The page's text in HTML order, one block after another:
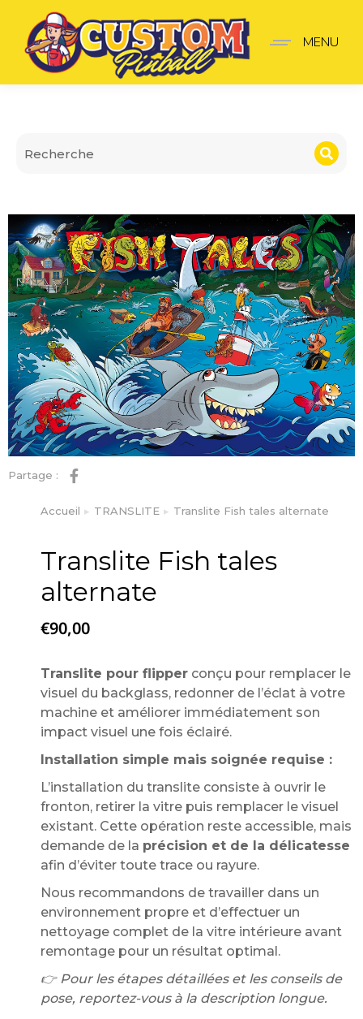
Translite Fish tales
MENU
Partage :
Vous êtes ici :
Accueil TRANSLITE Translite Fish tales alternate
Translite Fish tales
alternate
€90,00
Translite pour flipper conçu pour remplacer le
visuel du backglass, redonner de l’éclat à votre
machine et améliorer immédiatement son
impact visuel une fois éclairé.
Installation simple mais soignée requise :
L’installation du translite consiste à ouvrir le
fronton, retirer la vitre puis remplacer le visuel
existant. Cette opération reste accessible, mais
demande de la précision et de la délicatesse
afin d’éviter toute trace ou rayure.
Nous recommandons de travailler dans un
environnement propre et d’effectuer un
nettoyage complet de la vitre intérieure avant
remontage pour un résultat optimal.
👉 Pour les étapes détaillées et les conseils de
pose, reportez-vous à la description longue.